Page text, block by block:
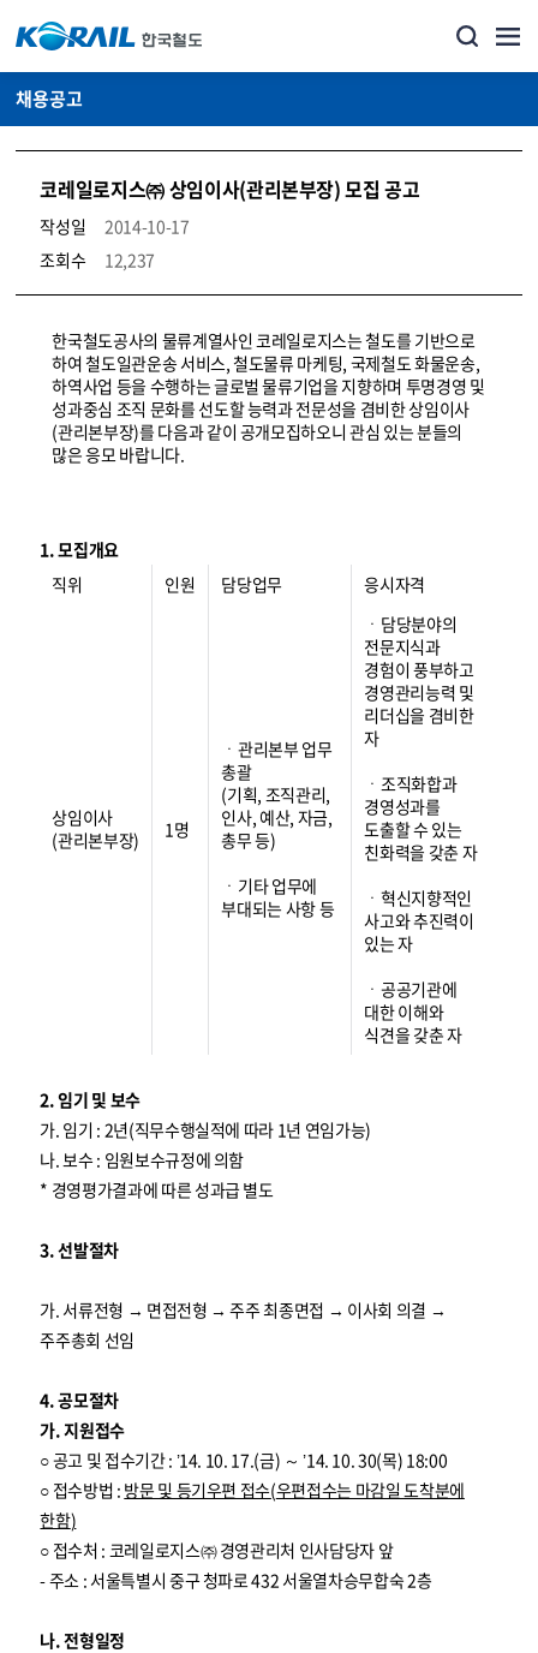
채용공고
코레일로지스㈜ 상임이사(관리본부장) 모집 공고
작성일
2014-10-17
조회수
12,237
코레일소개_경영공시_채용공고 상세보기 – 내용, 파일, 담당자 연락처로 구성
한국철도공사의 물류계열사인 코레일로지스는 철도를 기반으로
하여 철도일관운송 서비스, 철도물류 마케팅, 국제철도 화물운송,
하역사업 등을 수행하는 글로벌 물류기업을 지향하며 투명경영 및
성과중심 조직 문화를 선도할 능력과 전문성을 겸비한 상임이사
(관리본부장)를 다음과 같이 공개모집하오니 관심 있는 분들의
많은 응모 바랍니다.
1. 모집개요
직위
인원 담당업무 응시자격
상임이사
(관리본부장)
1명
ㆍ관리본부 업무
총괄
(기획, 조직관리,
인사, 예산, 자금,
총무 등)
ㆍ기타 업무에
부대되는 사항 등
ㆍ담당분야의
전문지식과
경험이 풍부하고
경영관리능력 및
리더십을 겸비한
자
ㆍ조직화합과
경영성과를
도출할 수 있는
친화력을 갖춘 자
ㆍ혁신지향적인
사고와 추진력이
있는 자
ㆍ공공기관에
대한 이해와
식견을 갖춘 자
2. 임기 및 보수
가. 임기 : 2년(직무수행실적에 따라 1년 연임가능)
나. 보수 : 임원보수규정에 의함
* 경영평가결과에 따른 성과급 별도
3. 선발절차
가. 서류전형 → 면접전형 → 주주 최종면접 → 이사회 의결 →
주주총회 선임
4. 공모절차
가. 지원접수
○ 공고 및 접수기간 : ’14. 10. 17.(금) ～ ’14. 10. 30(목) 18:00
○ 접수방법 : 방문 및 등기우편 접수(우편접수는 마감일 도착분에
한함)
○ 접수처 : 코레일로지스㈜ 경영관리처 인사담당자 앞
- 주소 : 서울특별시 중구 청파로 432 서울열차승무합숙 2층
나. 전형일정